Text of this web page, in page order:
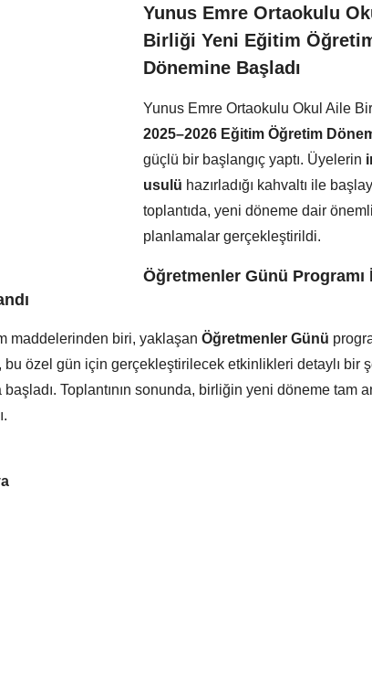
Yunus Emre Ortaokulu
Birliği Yeni Eğitim
Dönemine Başladı
Yunus Emre Ortaokulu Okul Aile
2025–2026 Eğitim Öğretim
güçlü bir başlangıç yaptı. Üyelerin
usulü hazırladığı kahvaltı ile
toplantıda, yeni döneme dair önemli
planlamalar gerçekleştirildi.
Öğretmenler Günü Programı
maddelerinden biri, yaklaşan Öğretmenler Günü
özel gün için gerçekleştirilecek etkinlikleri detaylı bir
başladı. Toplantının sonunda, birliğin yeni döneme tam